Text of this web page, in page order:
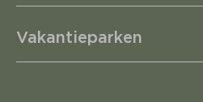
Vakantieparken